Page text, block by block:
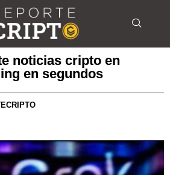
noticias cripto en
en segundos